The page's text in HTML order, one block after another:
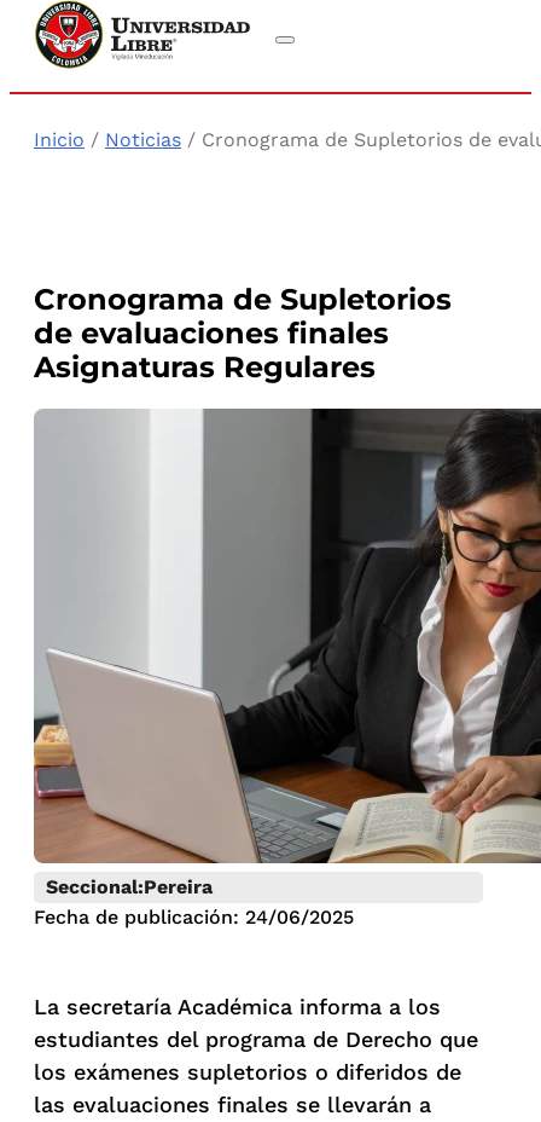
Inicio / Noticias / Cronograma de Supletorios de
Cronograma de Supletorios
de evaluaciones finales
Asignaturas Regulares
Seccional:Pereira
Fecha de publicación: 24/06/2025
La secretaría Académica informa a los
estudiantes del programa de Derecho que
los exámenes supletorios o diferidos de
las evaluaciones finales se llevarán a